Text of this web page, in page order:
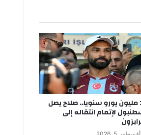
17 مليون يورو سنويا.. صلاح يصل
لإتمام انتقاله إلى